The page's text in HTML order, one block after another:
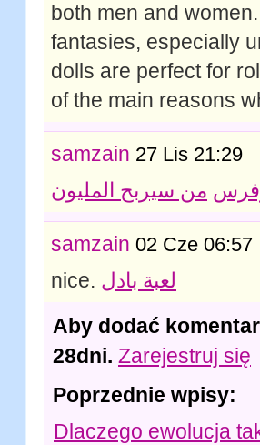
both men and
fantasies, especially
dolls are perfect for
of the main reasons
samzain 27 Lis 21:29
من سيربح المليون
samzain 02 Cze 06:57
nice. لعبة بادل
Aby dodać
28dni. Zarejestruj się
Poprzednie wpisy:
Dlaczego ewolucja